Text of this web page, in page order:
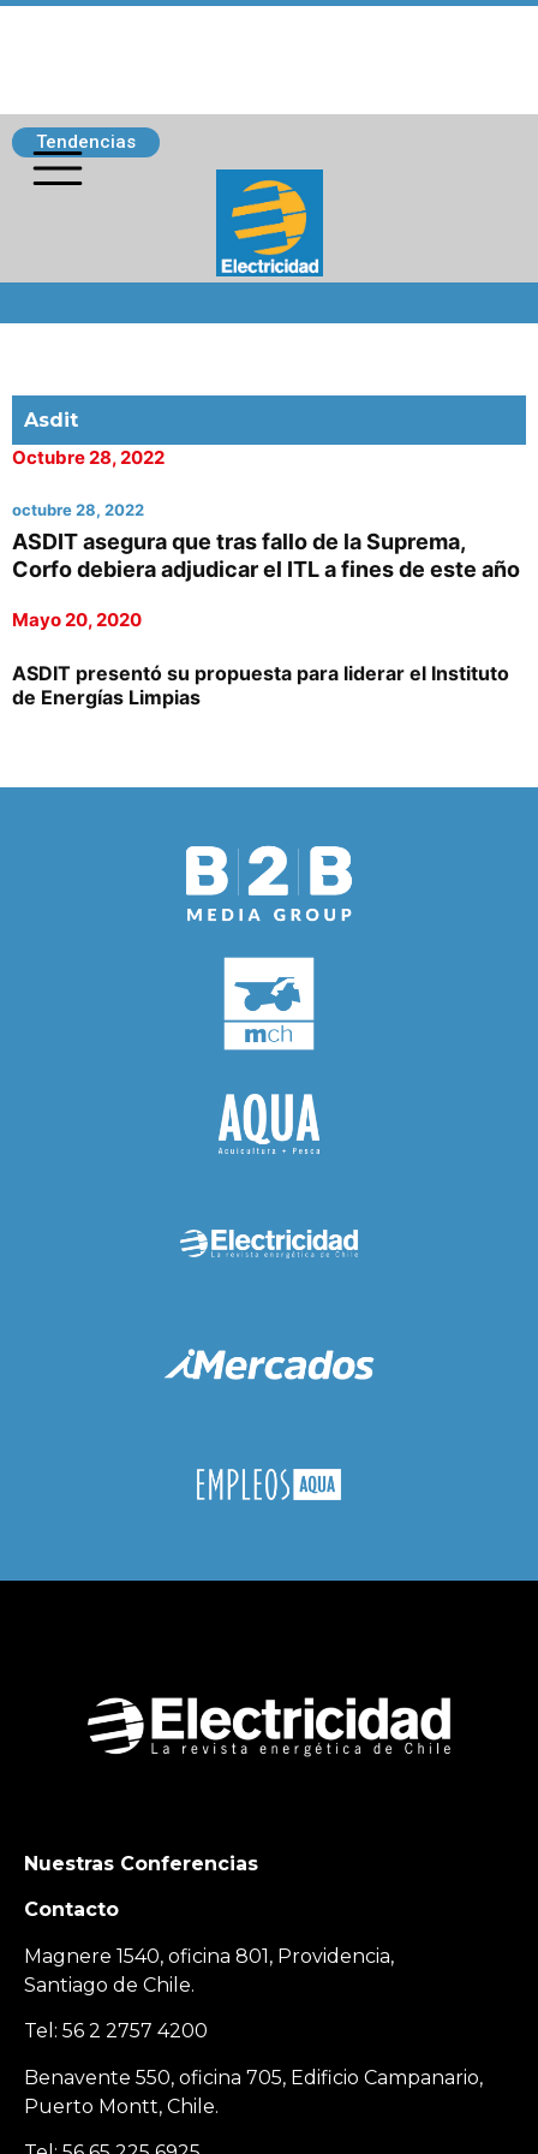
Tendencias
Asdit
Octubre 28, 2022
octubre 28, 2022
ASDIT asegura que tras fallo de la Suprema,
Corfo debiera adjudicar el ITL a fines de este año
Mayo 20, 2020
ASDIT presentó su propuesta para liderar el Instituto
de Energías Limpias
Nuestras Conferencias
Contacto
Magnere 1540, oficina 801, Providencia,
Santiago de Chile.
Tel: 56 2 2757 4200
Benavente 550, oficina 705, Edificio Campanario,
Puerto Montt, Chile.